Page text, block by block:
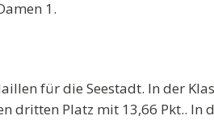
1.
für die Seestadt. In der
Platz mit 13,66 Pkt.. In